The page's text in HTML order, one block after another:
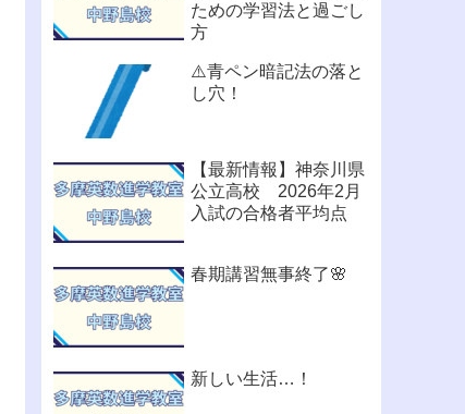
ための学習法と過ごし
方
⚠️青ペン暗記法の落と
し穴！
【最新情報】神奈川県
公立高校 2026年2月
入試の合格者平均点
春期講習無事終了🌸
新しい生活…！